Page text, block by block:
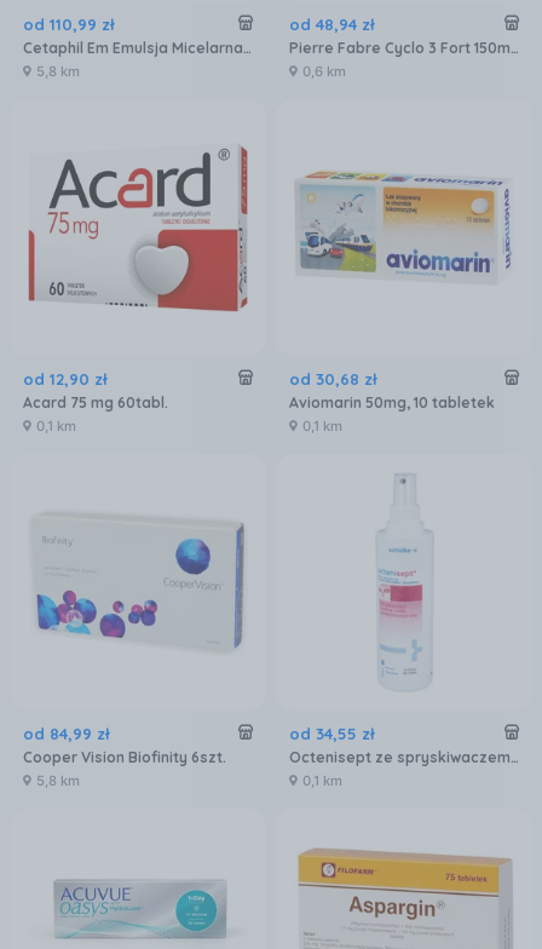
od 110,99 zł
Cetaphil Em Emulsja Micelarna Do Mycia 1L
5,8 km
od 48,94 zł
Pierre Fabre Cyclo 3 Fort 150mg +150mg +100mg 60kaps.
0,6 km
od 12,90 zł
Acard 75 mg 60tabl.
0,1 km
od 30,68 zł
Aviomarin 50mg, 10 tabletek
0,1 km
od 84,99 zł
Cooper Vision Biofinity 6szt.
5,8 km
od 34,55 zł
Octenisept ze spryskiwaczem 250ml
0,1 km